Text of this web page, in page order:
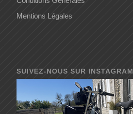
Mentions Légales
SUIVEZ-NOUS SUR INSTAGRAM